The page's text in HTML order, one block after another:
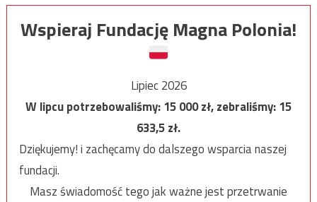
Wspieraj Fundację Magna Polonia!
Lipiec 2026
W lipcu potrzebowaliśmy:15 000zł, zebraliśmy:15
633,5zł.
Dziękujemy! i zachęcamy do dalszego wsparcia naszej
fundacji.
Masz świadomość tego jak ważne jest przetrwanie